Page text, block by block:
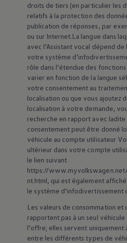
En savoir plus sur l’
Golf
Enable fullscreen mode
droits de tiers (en particulier les
relatifs à la protection des
publication de réponses, par
ou sur Internet.La langue dans
avec l’Assistant vocal dépend
votre système
rôle dans l’étendue des
varier en fonction de la langue
votre consentement au
localisation ou que vous ajoutez
localisation à votre demande,
recherche en rapport avec ladite
consentement peut être donné
véhicule au compte utilisateur
ultérieur dans votre compte
le lien suivant
https://
nt.html, qui est également
le système d’infodivertissement
Les valeurs de consommation et
rapportent pas à un seul
l’offre; elles servent uniquement
entre les différents types de